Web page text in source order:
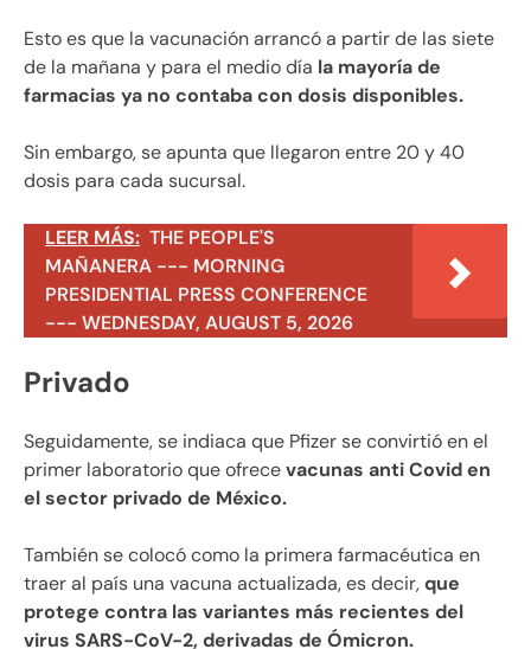
Esto es que la vacunación arrancó a partir de las siete
de la mañana y para el medio día la mayoría de
farmacias ya no contaba con dosis disponibles.
Sin embargo, se apunta que llegaron entre 20 y 40
dosis para cada sucursal.
LEER MÁS: THE PEOPLE'S
MAÑANERA --- MORNING
PRESIDENTIAL PRESS CONFERENCE
--- WEDNESDAY, AUGUST 5, 2026
Privado
Seguidamente, se indiaca que Pfizer se convirtió en el
primer laboratorio que ofrecevacunas anti Covid en
el sector privado de México.
También se colocó como la primera farmacéutica en
traer al país una vacuna actualizada, es decir,que
protege contra las variantes más recientes del
virus SARS-CoV-2, derivadas de Ómicron.